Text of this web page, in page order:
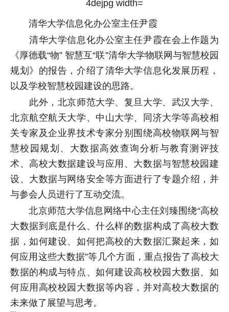
清华大学信息化办公室主任尹霞
清华大学信息化办公室主任尹霞在会上作题为
《厚德载“物” 智慧互“联”清华大学物联网与智慧校园
规划》的报告，介绍了清华大学信息化发展历程，
以及学校智慧校园建设的思路。
此外，北京师范大学、复旦大学、武汉大学、
北京航空航天大学、中山大学、同济大学等高校相
关专家及企业界技术专家分别围绕高校物联网与智
慧校园规划、大数据高效查询分析与教育测评技
术、高校大数据建设与应用、大数据与智慧校园建
设、大数据与网络安全等方面进行了专题介绍，并
与参会人员进行了互动交流。
北京师范大学信息网络中心主任刘臻围绕“高校
大数据到底是什么、什么样的数据构成了高校大数
据，如何建设、如何把高校的大数据汇聚起来，如
何应用这些大数据”等几个方面，重点报告了高校大
数据的构成与特点、如何建设高校校园大数据、如
何应用高校校园大数据等内容，并对高校大数据的
未来做了展望与思考。